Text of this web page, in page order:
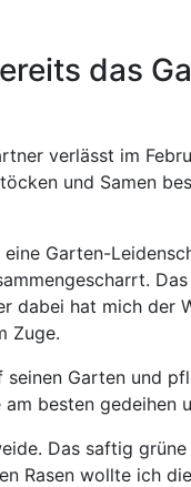
das
verlässt im
und Samen
Garten-
dabei hat mich
Zuge.
Garten und
besten
Das saftig
Rasen wollte ich